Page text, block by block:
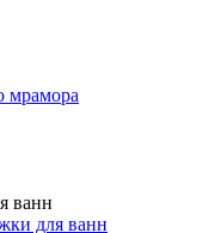
мрамора
ванн
для ванн